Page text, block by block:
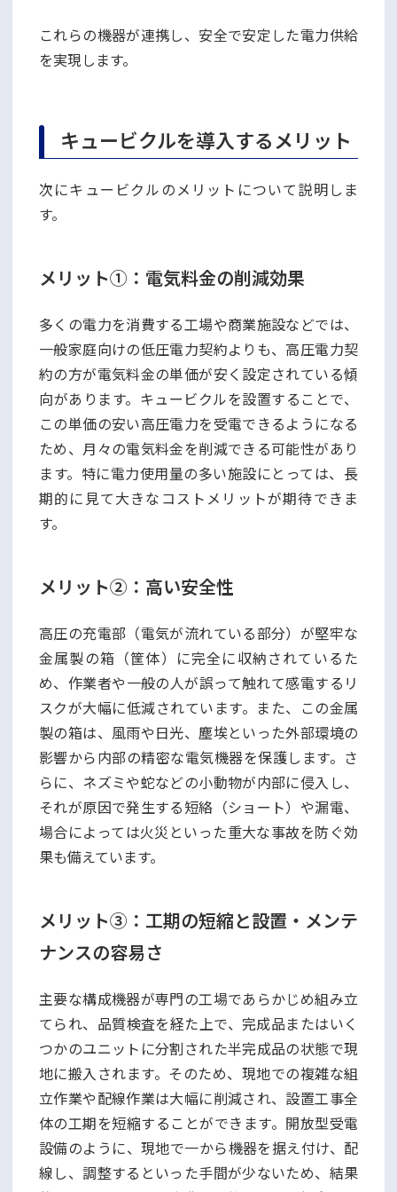
これらの機器が連携し、安全で安定した電力供給
を実現します。
キュービクルを導入するメリット
次にキュービクルのメリットについて説明しま
す。
メリット①：電気料金の削減効果
多くの電力を消費する工場や商業施設などでは、
一般家庭向けの低圧電力契約よりも、高圧電力契
約の方が電気料金の単価が安く設定されている傾
向があります。キュービクルを設置することで、
この単価の安い高圧電力を受電できるようになる
ため、月々の電気料金を削減できる可能性があり
ます。特に電力使用量の多い施設にとっては、長
期的に見て大きなコストメリットが期待できま
す。
メリット②：高い安全性
高圧の充電部（電気が流れている部分）が堅牢な
金属製の箱（筐体）に完全に収納されているた
め、作業者や一般の人が誤って触れて感電するリ
スクが大幅に低減されています。また、この金属
製の箱は、風雨や日光、塵埃といった外部環境の
影響から内部の精密な電気機器を保護します。さ
らに、ネズミや蛇などの小動物が内部に侵入し、
それが原因で発生する短絡（ショート）や漏電、
場合によっては火災といった重大な事故を防ぐ効
果も備えています。
メリット③：工期の短縮と設置・メンテ
ナンスの容易さ
主要な構成機器が専門の工場であらかじめ組み立
てられ、品質検査を経た上で、完成品またはいく
つかのユニットに分割された半完成品の状態で現
地に搬入されます。そのため、現地での複雑な組
立作業や配線作業は大幅に削減され、設置工事全
体の工期を短縮することができます。開放型受電
設備のように、現地で一から機器を据え付け、配
線し、調整するといった手間が少ないため、結果